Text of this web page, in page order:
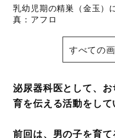
乳幼児期の精巣（金玉
真：アフロ
すべての
泌尿器科医として、
育を伝える活動をして
前回は、男の子を育